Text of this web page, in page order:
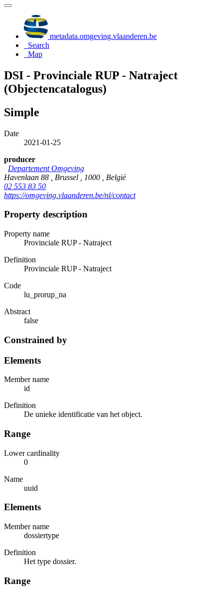
metadata.omgeving.vlaanderen.be
Search
Map
DSI - Provinciale RUP - Natraject
(Objectencatalogus)
Simple
Date
2021-01-25
producer
Departement Omgeving
Havenlaan 88 , Brussel , 1000 , België
02 553 83 50
https://omgeving.vlaanderen.be/nl/contact
Property description
Property name
Provinciale RUP - Natraject
Definition
Provinciale RUP - Natraject
Code
lu_prorup_na
Abstract
false
Constrained by
Elements
Member name
id
Definition
De unieke identificatie van het object.
Range
Lower cardinality
0
Name
uuid
Elements
Member name
dossiertype
Definition
Het type dossier.
Range